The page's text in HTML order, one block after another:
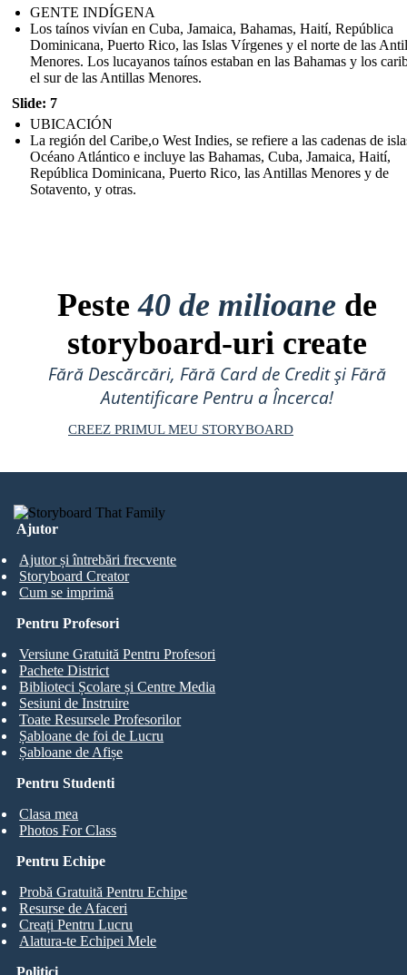
GENTE INDÍGENA
Los taínos vivían en Cuba, Jamaica, Bahamas, Haití, República
Dominicana, Puerto Rico, las Islas Vírgenes y el norte de las
Menores. Los lucayanos taínos estaban en las Bahamas y los
el sur de las Antillas Menores.
Slide: 7
UBICACIÓN
La región del Caribe,o West Indies, se refiere a las cadenas de
Océano Atlántico e incluye las Bahamas, Cuba, Jamaica, Haití,
República Dominicana, Puerto Rico, las Antillas Menores y de
Sotavento, y otras.
Peste40 de milioane de
storyboard-uri create
Fără Descărcări, Fără Card de Credit și Fără
Autentificare Pentru a Încerca!
CREEZ PRIMUL MEU STORYBOARD
Ajutor
Ajutor și întrebări frecvente
Storyboard Creator
Cum se imprimă
Pentru Studenti
Clasa mea
Photos For Class
Pentru Profesori
Versiune Gratuită Pentru Profesori
Pachete District
Biblioteci Școlare și Centre Media
Sesiuni de Instruire
Toate Resursele Profesorilor
Șabloane de foi de Lucru
Șabloane de Afișe
Pentru Echipe
Probă Gratuită Pentru Echipe
Resurse de Afaceri
Creați Pentru Lucru
Alatura-te Echipei Mele
Politici